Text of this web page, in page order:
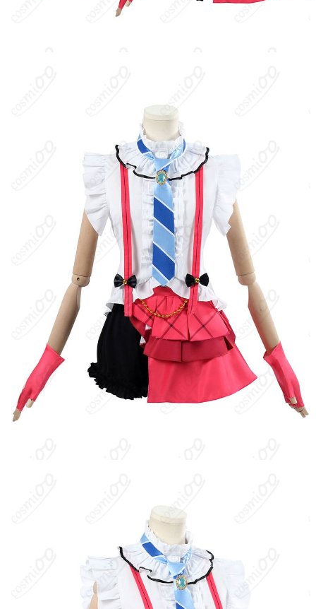
コミケ・同人イベント、アニメ系コスプレ
衣装袋に保管
新品未使用
洗濯はカラー保持と装飾保護のため手洗い推奨。中性洗剤を使用
し、陰干ししてください。パーツは取り外して別々にケアすると